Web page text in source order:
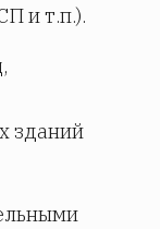
и т.п.).
зданий